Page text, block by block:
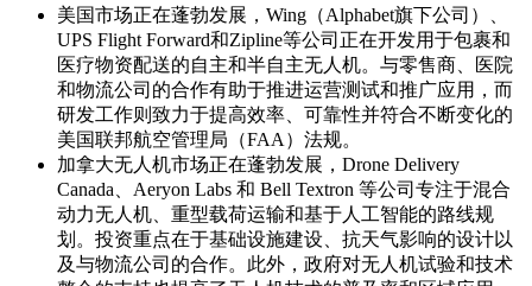
美国市场正在蓬勃发展，Wing（Alphabet旗下公司）、
UPS Flight Forward和Zipline等公司正在开发用于包裹和
医疗物资配送的自主和半自主无人机。与零售商、医院
和物流公司的合作有助于推进运营测试和推广应用，而
研发工作则致力于提高效率、可靠性并符合不断变化的
美国联邦航空管理局（FAA）法规。
加拿大无人机市场正在蓬勃发展，Drone Delivery
Canada、Aeryon Labs 和 Bell Textron 等公司专注于混合
动力无人机、重型载荷运输和基于人工智能的路线规
划。投资重点在于基础设施建设、抗天气影响的设计以
及与物流公司的合作。此外，政府对无人机试验和技术